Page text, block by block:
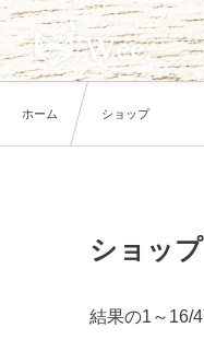
ホーム ショップ
ショップ
結果の1～16/